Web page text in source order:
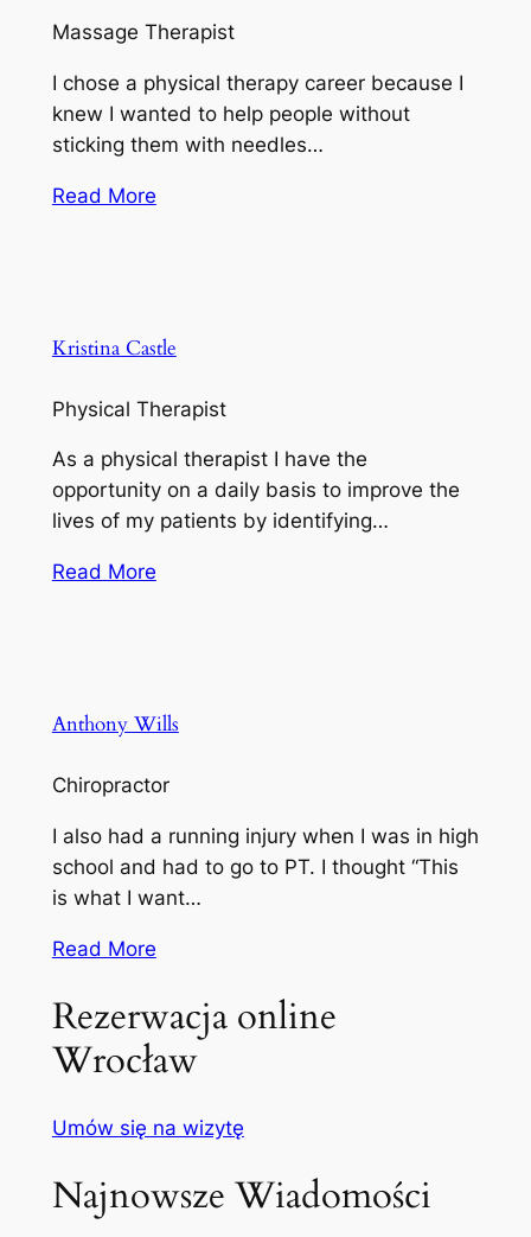
Massage Therapist
I chose a physical therapy career because I
knew I wanted to help people without
sticking them with needles…
Read More
Kristina Castle
Physical Therapist
As a physical therapist I have the
opportunity on a daily basis to improve the
lives of my patients by identifying…
Read More
Anthony Wills
Chiropractor
I also had a running injury when I was in high
school and had to go to PT. I thought “This
is what I want…
Read More
Rezerwacja online
Wrocław
Umów się na wizytę
Najnowsze Wiadomości